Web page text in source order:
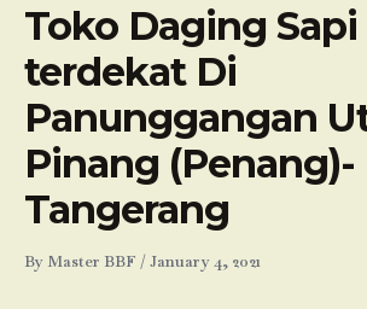
Toko Daging Sapi
terdekat Di
Panunggangan
Pinang (Penang)-
Tangerang
By Master BBF /January 4, 2021